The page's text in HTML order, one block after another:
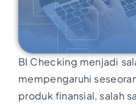
BI Checking menjadi
mempengaruhi
produk finansial, salah